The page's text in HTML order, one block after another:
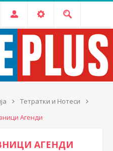
Тетратки и Нотеси
Агенди
АГЕНДИ